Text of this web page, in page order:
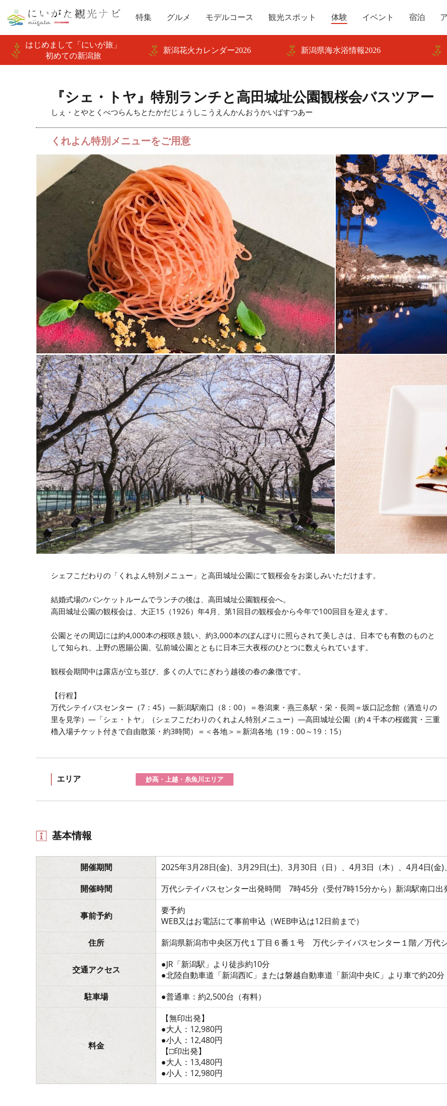
特集 グルメ モデルコース 観光スポット 体験 イベント 宿泊
はじめまして「にいが旅」
初めての新潟旅
新潟花火カレンダー2026 新潟県海水浴情報2026
『シェ・トヤ』特別ランチと高田城址公園観桜会バスツアー
しぇ・とやとくべつらんちとたかだじょうしこうえんかんおうかいばすつあー
くれよん特別メニューをご用意
シェフこだわりの「くれよん特別メニュー」と高田城址公園にて観桜会をお楽しみいただけます。
結婚式場のバンケットルームでランチの後は、高田城址公園観桜会へ。
高田城址公園の観桜会は、大正15（1926）年4月、第1回目の観桜会から今年で100回目を迎えます。
公園とその周辺には約4,000本の桜咲き競い、約3,000本のぼんぼりに照らされて美しさは、日本でも有数のものと
して知られ、上野の恩賜公園、弘前城公園とともに日本三大夜桜のひとつに数えられています。
観桜会期間中は露店が立ち並び、多くの人でにぎわう越後の春の象徴です。
【行程】
万代シテイバスセンター（7：45）―新潟駅南口（8：00）＝巻潟東・燕三条駅・栄・長岡＝坂口記念館（酒造りの
里を見学）―「シェ・トヤ」（シェフこだわりのくれよん特別メニュー）―高田城址公園（約４千本の桜鑑賞・三重
櫓入場チケット付きで自由散策・約3時間）＝＜各地＞＝新潟各地（19：00～19：15）
エリア 妙高・上越・糸魚川エリア
基本情報
開催期間
2025年3月28日(金)、3月29日(土)、3月30日（日）、4月3日（木）、4月4日(金
開催時間
万代シテイバスセンター出発時間 7時45分（受付7時15分から）新潟駅南口
事前予約
要予約
WEB又はお電話にて事前申込（WEB申込は12日前まで）
住所
新潟県新潟市中央区万代１丁目６番１号 万代シテイバスセンター１階／万代
交通アクセス
●JR「新潟駅」より徒歩約10分
●北陸自動車道「新潟西IC」または磐越自動車道「新潟中央IC」より車で約20分
駐車場
●普通車：約2,500台（有料）
料金
【無印出発】
●大人：12,980円
●小人：12,480円
【□印出発】
●大人：13,480円
●小人：12,980円